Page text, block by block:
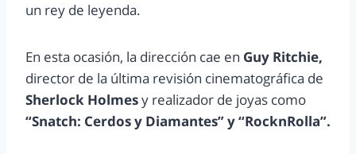
un rey de leyenda.
En esta ocasión, la dirección cae en Guy Ritchie,
director de la última revisión cinematográfica de
Sherlock Holmesy realizador de joyas como
“Snatch: Cerdos y Diamantes” y “RocknRolla”.